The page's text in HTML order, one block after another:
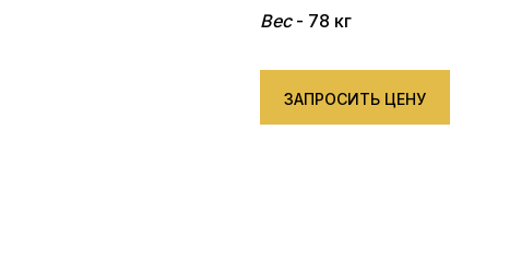
Вес- 78 кг
ЗАПРОСИТЬ ЦЕНУ